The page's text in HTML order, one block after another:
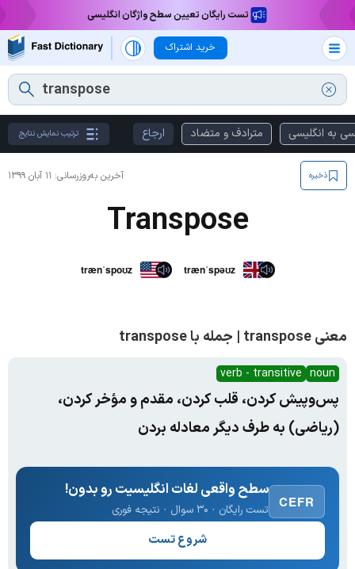
تست رایگان تعیین سطح واژگان انگلیسی
خرید اشتراک
به انگلیسی مترادف و متضاد ارجاع ترتیب نمایش نتایج
آخرین به‌روزرسانی: ۱۱ آبان ۱۳۹۹ ذخیره
Transpose
trænˈspoʊz trænˈspəʊz
معنی transpose | جمله با transpose
noun
verb - transitive
پس‌وپیش کردن، قلب کردن، مقدم و مؤخر کردن،
(ریاضی) به طرف دیگر معادله بردن
CEFR
سطح واقعی لغات انگلیسیت رو بدون!
تست رایگان · ۳۰ سوال · نتیجه فوری
شروع تست